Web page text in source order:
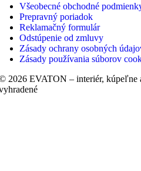
Všeobecné obchodné
Prepravný poriadok
Reklamačný formulár
Odstúpenie od zmluvy
Zásady ochrany osobných
Zásady používania súborov
2026 EVATON – interiér, kúpeľne